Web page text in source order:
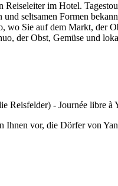
im Hotel.
seltsamen Formen
wo Sie auf dem Markt, der
der Obst, Gemüse und
vor, die Dörfer von